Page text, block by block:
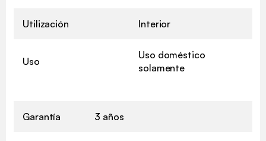
Utilización Interior
Uso
Uso doméstico
solamente
Garantía 3 años